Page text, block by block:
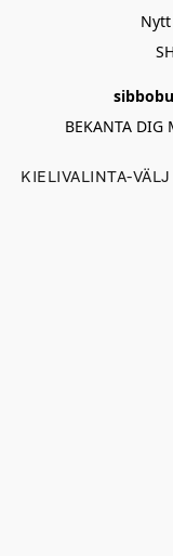
BEKANTA DIG
KIELIVALINTA-